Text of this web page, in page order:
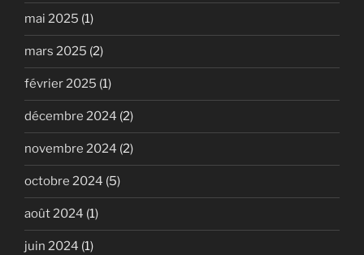
mai 2025 (1)
mars 2025 (2)
février 2025 (1)
décembre 2024 (2)
novembre 2024 (2)
octobre 2024 (5)
août 2024 (1)
juin 2024 (1)